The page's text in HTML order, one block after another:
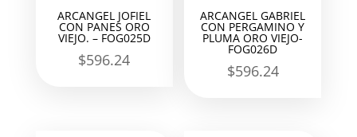
ARCANGEL JOFIEL
CON PANES ORO
VIEJO. – FOG025D
$596.24
ARCANGEL GABRIEL
CON PERGAMINO Y
PLUMA ORO VIEJO-
FOG026D
$596.24